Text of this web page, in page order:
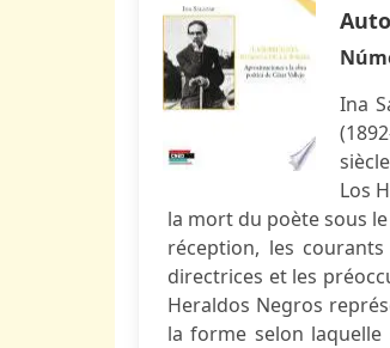
Ina
Los
la mort du poète sous
réception, les
directrices et les
Heraldos Negros
la forme selon laquelle